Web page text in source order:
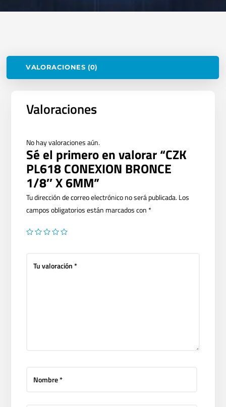
VALORACIONES (0)
Valoraciones
No hay valoraciones aún.
Sé el primero en valorar “CZK
PL618 CONEXION BRONCE
1/8″ X 6MM”
Tu dirección de correo electrónico no será publicada.Los
campos obligatorios están marcados con *